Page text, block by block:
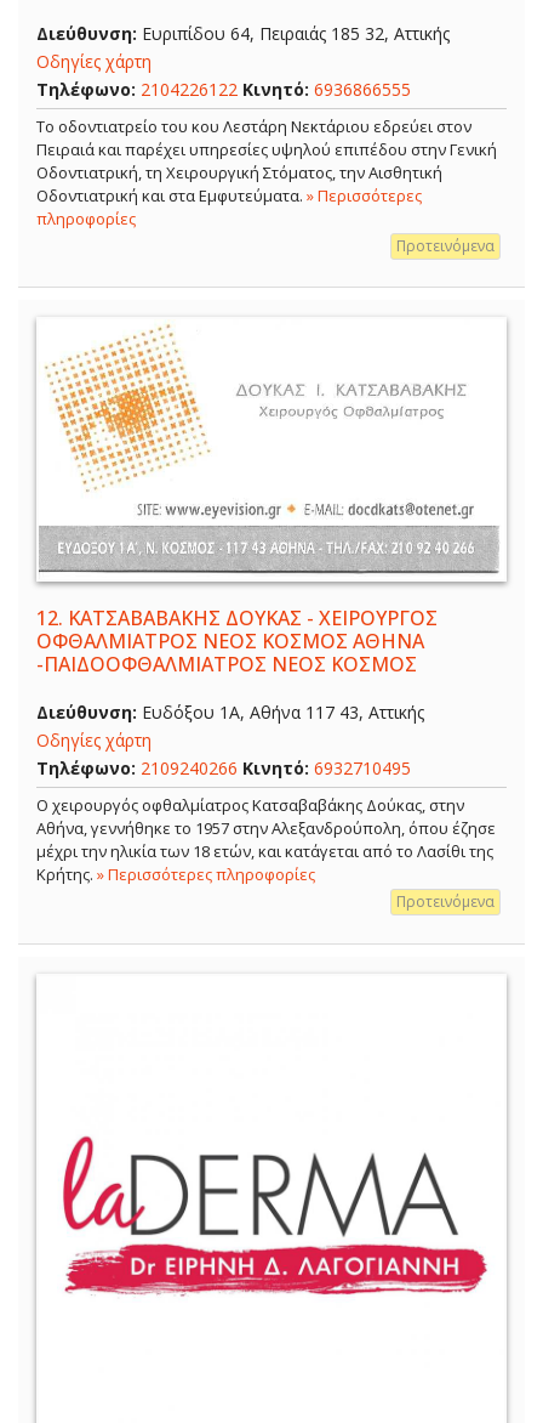
Διεύθυνση: Ευριπίδου 64, Πειραιάς 185 32, Αττικής
Οδηγίες χάρτη
Τηλέφωνο: 2104226122 Κινητό: 6936866555
Το οδοντιατρείο του κου Λεστάρη Νεκτάριου εδρεύει στον
Πειραιά και παρέχει υπηρεσίες υψηλού επιπέδου στην Γενική
Οδοντιατρική, τη Χειρουργική Στόματος, την Αισθητική
Οδοντιατρική και στα Εμφυτεύματα. » Περισσότερες
πληροφορίες
Προτεινόμενα
12. ΚΑΤΣΑΒΑΒΑΚΗΣ ΔΟΥΚΑΣ - ΧΕΙΡΟΥΡΓΟΣ
ΟΦΘΑΛΜΙΑΤΡΟΣ ΝΕΟΣ ΚΟΣΜΟΣ ΑΘΗΝΑ
-ΠΑΙΔΟΟΦΘΑΛΜΙΑΤΡΟΣ ΝΕΟΣ ΚΟΣΜΟΣ
Διεύθυνση: Ευδόξου 1Α, Αθήνα 117 43, Αττικής
Οδηγίες χάρτη
Τηλέφωνο: 2109240266 Κινητό: 6932710495
Ο χειρουργός οφθαλμίατρος Κατσαβαβάκης Δούκας, στην
Αθήνα, γεννήθηκε το 1957 στην Αλεξανδρούπολη, όπου έζησε
μέχρι την ηλικία των 18 ετών, και κατάγεται από το Λασίθι της
Κρήτης. » Περισσότερες πληροφορίες
Προτεινόμενα